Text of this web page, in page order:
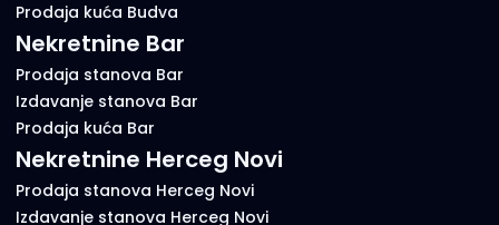
Prodaja kuća Budva
Nekretnine Bar
Prodaja stanova Bar
Izdavanje stanova Bar
Prodaja kuća Bar
Nekretnine Herceg Novi
Prodaja stanova Herceg Novi
Izdavanje stanova Herceg Novi